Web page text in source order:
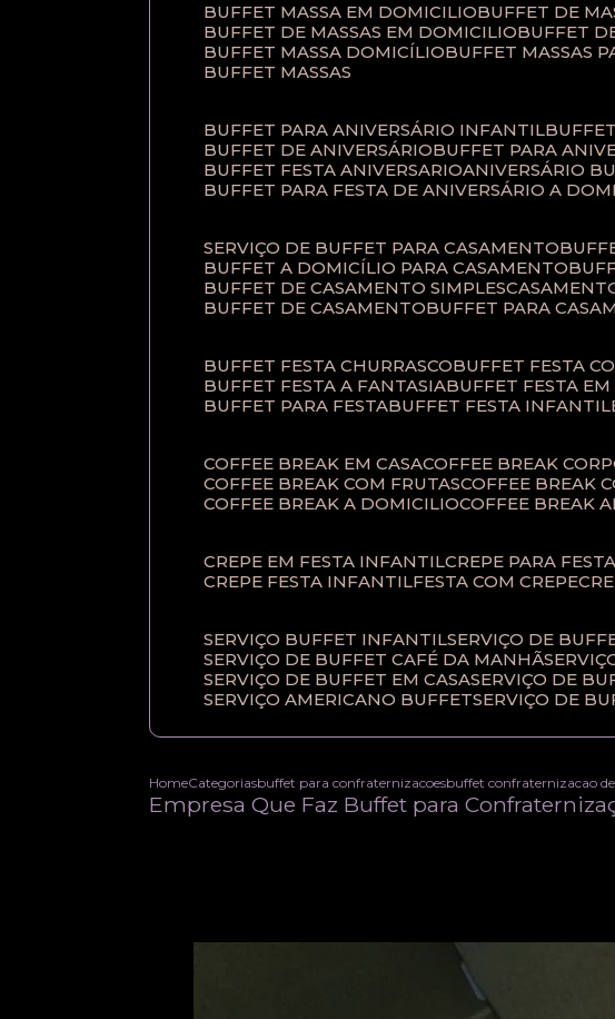
BUFFET MASSA EM DOMICILIO
BUFFET DE
BUFFET DE MASSAS EM DOMICILIO
BUFFET
BUFFET MASSA DOMICÍLIO
BUFFET MASSAS
BUFFET MASSAS
BUFFET PARA ANIVERSÁRIO INFANTIL
BUFFET DE ANIVERSÁRIO
BUFFET PARA
BUFFET FESTA ANIVERSARIO
ANIVERSÁRIO
BUFFET PARA FESTA DE ANIVERSÁRIO A
SERVIÇO DE BUFFET PARA CASAMENTO
BUFFET A DOMICÍLIO PARA CASAMENTO
BUFFET DE CASAMENTO SIMPLES
BUFFET DE CASAMENTO
BUFFET PARA
BUFFET FESTA CHURRASCO
BUFFET FESTA
BUFFET FESTA A FANTASIA
BUFFET FESTA
BUFFET PARA FESTA
BUFFET FESTA INFANTIL
COFFEE BREAK EM CASA COFFEE BREAK
COFFEE BREAK COM FRUTAS COFFEE BREAK
COFFEE BREAK A DOMICILIO COFFEE BREAK
CREPE EM FESTA INFANTIL
CREPE PARA
CREPE FESTA INFANTIL FESTA COM CREPE
SERVIÇO BUFFET INFANTIL SERVIÇO DE
SERVIÇO DE BUFFET CAFÉ DA MANHÃ
SERVIÇO DE BUFFET EM CASA SERVIÇO DE
SERVIÇO AMERICANO BUFFET SERVIÇO DE
HomeCategoriasbuffet para confraternizacoesbuffet confraternizacao
Empresa Que Faz Buffet para